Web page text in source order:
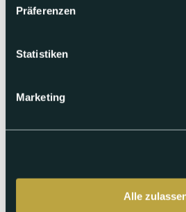
Präferenzen
Statistiken
Marketing
Alle